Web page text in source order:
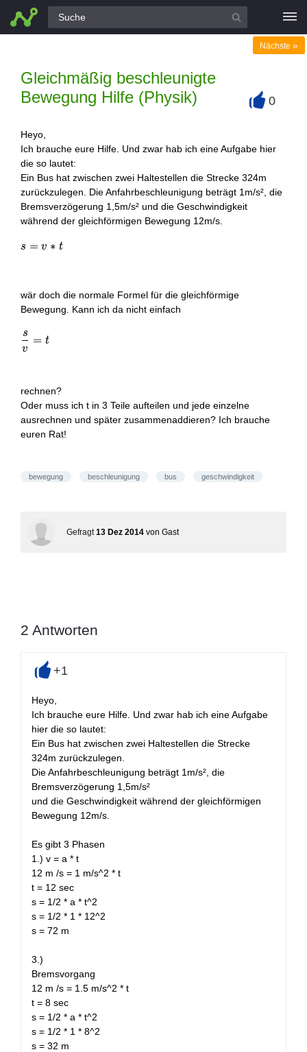
Alle Fragen
Gleichmäßig beschleunigte
Bewegung Hilfe (Physik)
Nächste »
0
Heyo,
Ich brauche eure Hilfe. Und zwar hab ich eine Aufgabe hier
die so lautet:
Ein Bus hat zwischen zwei Haltestellen die Strecke 324m
zurückzulegen. Die Anfahrbeschleunigung beträgt 1m/s², die
Bremsverzögerung 1,5m/s² und die Geschwindigkeit
während der gleichförmigen Bewegung 12m/s.
s=v*t
s = v ∗ t
wär doch die normale Formel für die gleichförmige
Bewegung. Kann ich da nicht einfach
\frac { s }{ v } = {t}
v
s
= t
rechnen?
Oder muss ich t in 3 Teile aufteilen und jede einzelne
ausrechnen und später zusammenaddieren? Ich brauche
euren Rat!
bewegung beschleunigung bus geschwindigkeit
Gefragt 13 Dez 2014 von Gast
2 Antworten
+1
Heyo,
Ich brauche eure Hilfe. Und zwar hab ich eine Aufgabe
hier die so lautet:
Ein Bus hat zwischen zwei Haltestellen die Strecke
324m zurückzulegen.
Die Anfahrbeschleunigung beträgt 1m/s², die
Bremsverzögerung 1,5m/s²
und die Geschwindigkeit während der gleichförmigen
Bewegung 12m/s.
Es gibt 3 Phasen
1.) v = a * t
12 m /s = 1 m/s^2 * t
t = 12 sec
s = 1/2 * a * t^2
s = 1/2 * 1 * 12^2
s = 72 m
3.)
Bremsvorgang
12 m /s = 1.5 m/s^2 * t
t = 8 sec
s = 1/2 * a * t^2
s = 1/2 * 1 * 8^2
s = 32 m